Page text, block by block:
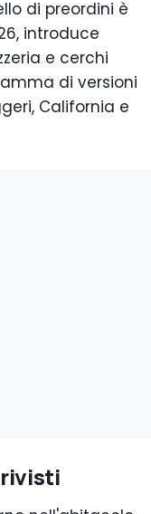
di preordini è
introduce
e cerchi
di versioni
California e